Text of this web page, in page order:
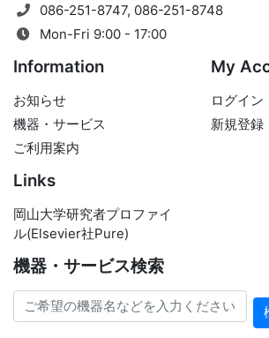
086-251-8747, 086-251-8748
Mon-Fri 9:00 - 17:00
Information
お知らせ
機器・サービス
ご利用案内
Links
岡山大学研究者プロファイ
ル(Elsevier社Pure)
My
ログイン
新規登録
機器・サービス検索